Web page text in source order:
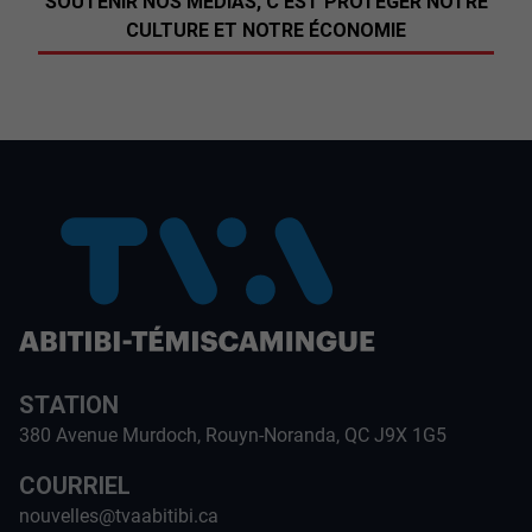
CULTURE ET NOTRE ÉCONOMIE
STATION
380 Avenue Murdoch, Rouyn-Noranda, QC J9X 1G5
COURRIEL
nouvelles@tvaabitibi.ca